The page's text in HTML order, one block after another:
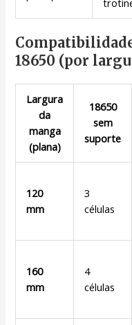
18650 (por
Largura
da
manga
(plana)
18650
sem
suporte
120
mm
3
células
160
mm
4
células